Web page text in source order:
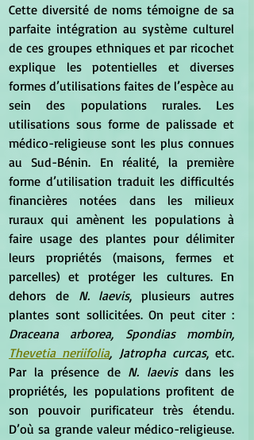
Cette diversité de noms témoigne de sa
parfaite intégration au système culturel
de ces groupes ethniques et par ricochet
explique les potentielles et diverses
formes d’utilisations faites de l’espèce au
sein des populations rurales. Les
utilisations sous forme de palissade et
médico-religieuse sont les plus connues
au Sud-Bénin. En réalité, la première
forme d’utilisation traduit les difficultés
financières notées dans les milieux
ruraux qui amènent les populations à
faire usage des plantes pour délimiter
leurs propriétés (maisons, fermes et
parcelles) et protéger les cultures. En
dehors de N. laevis, plusieurs autres
Thevetia neriifolia, Jatropha curcas, etc.
Par la présence de N. laevis dans les
propriétés, les populations profitent de
son pouvoir purificateur très étendu.
D’où sa grande valeur médico-religieuse.